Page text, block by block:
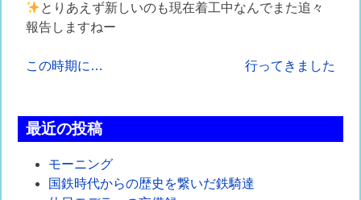
とりあえず新しいのも現在着工中なんでまた追々
報告しますねー
投
ナ
ゲ
この時期に… 行ってきました
最近の投稿
モーニング
国鉄時代からの歴史を繋いだ鉄騎達